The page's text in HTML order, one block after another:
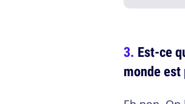
Est-ce
monde est